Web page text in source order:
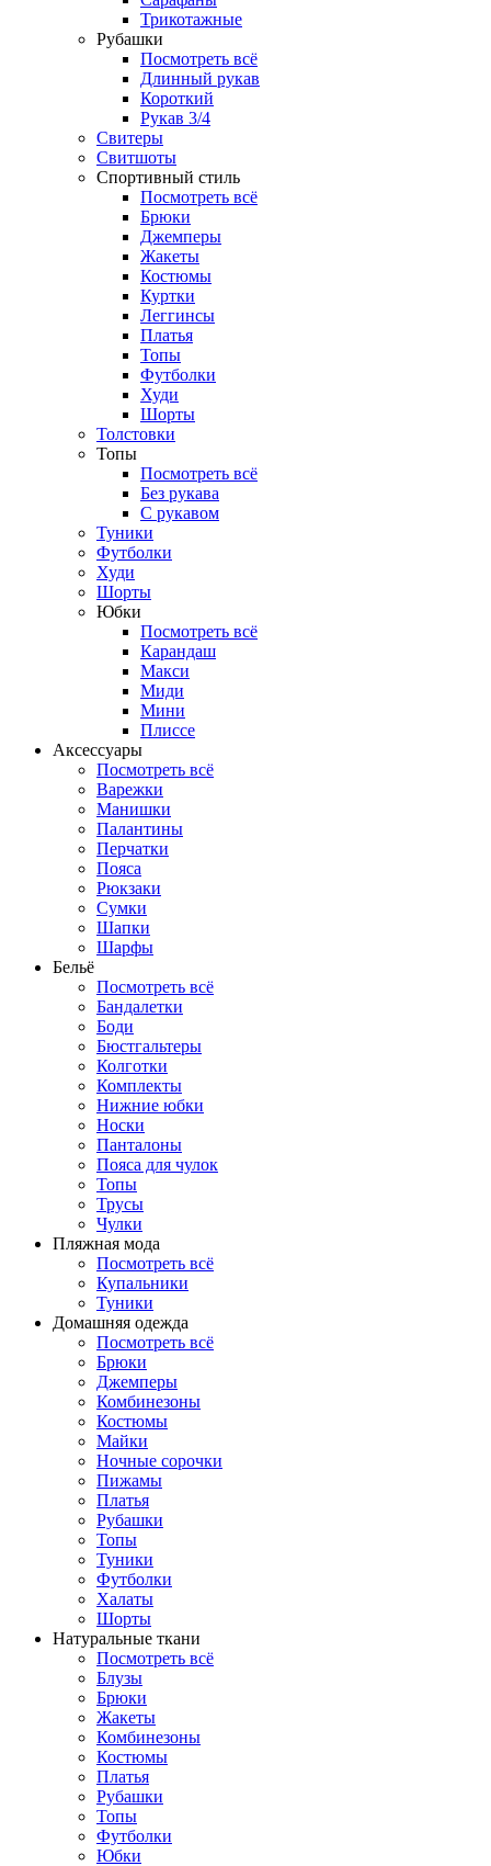
Трикотажные
Рубашки
Посмотреть всё
Длинный рукав
Короткий
Рукав 3/4
Свитеры
Свитшоты
Спортивный стиль
Посмотреть всё
Брюки
Джемперы
Жакеты
Костюмы
Куртки
Леггинсы
Платья
Топы
Футболки
Худи
Шорты
Толстовки
Топы
Посмотреть всё
Без рукава
С рукавом
Туники
Футболки
Худи
Шорты
Юбки
Посмотреть всё
Карандаш
Макси
Миди
Мини
Плиссе
Аксессуары
Посмотреть всё
Варежки
Манишки
Палантины
Перчатки
Пояса
Рюкзаки
Сумки
Шапки
Шарфы
Бельё
Посмотреть всё
Бандалетки
Боди
Бюстгальтеры
Колготки
Комплекты
Нижние юбки
Носки
Панталоны
Поясa для чулок
Топы
Трусы
Чулки
Пляжная мода
Посмотреть всё
Купальники
Туники
Домашняя одежда
Посмотреть всё
Брюки
Джемперы
Комбинезоны
Костюмы
Майки
Ночные сорочки
Пижамы
Платья
Рубашки
Топы
Туники
Футболки
Халаты
Шорты
Натуральные ткани
Посмотреть всё
Блузы
Брюки
Жакеты
Комбинезоны
Костюмы
Платья
Рубашки
Топы
Футболки
Юбки